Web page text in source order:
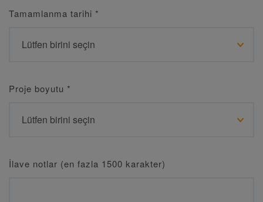
Tamamlanma tarihi *
Proje boyutu *
İlave notlar (en fazla 1500 karakter)